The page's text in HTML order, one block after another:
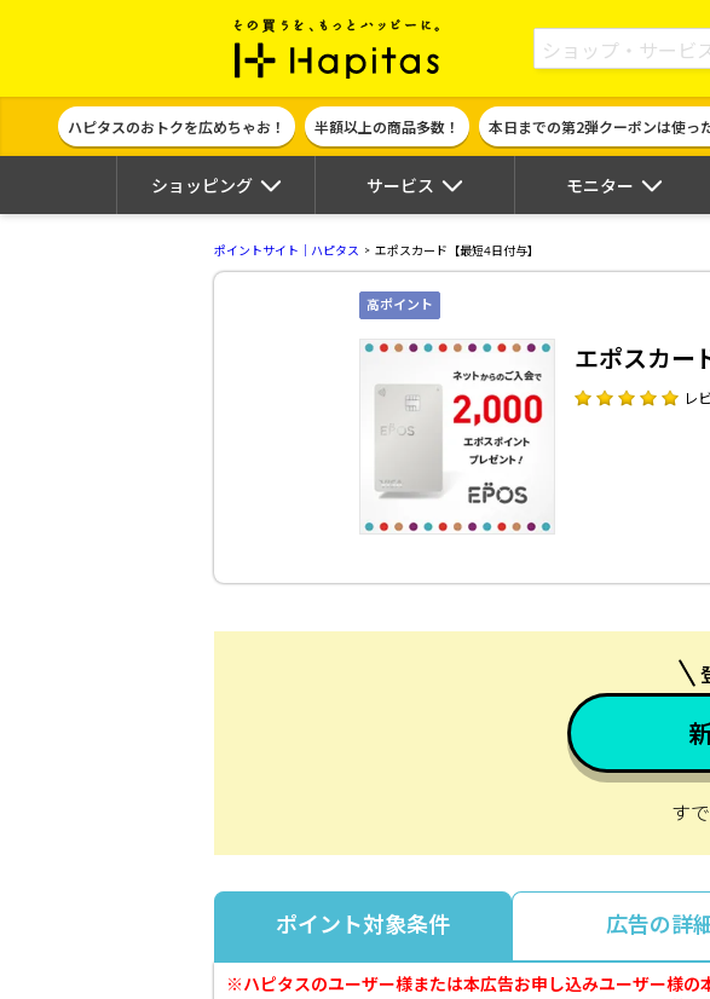
ポイント貯めて現金やギフト券に交換で
ハピタスのおトクを広めちゃお！ 半額以上の商品多数！ 本日までの第2弾クーポンは使っ
ショッピング サービス モニター
ポイントサイト｜ハピタス エポスカード【最短4日付与】
高ポイント
エポスカー
レ
す
ポイント対象条件 広告の詳細
※ハピタスのユーザー様または本広告お申し込みユーザー様の